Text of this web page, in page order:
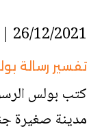
26/12/2021 |
تفسير رسالة
كتب بولس
مدينة صغيرة